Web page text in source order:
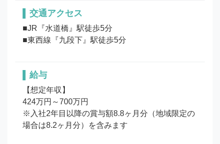
交通アクセス
■JR『水道橋』駅徒歩5分
■東西線『九段下』駅徒歩5分
給与
【想定年収】
424万円～700万円
※入社2年目以降の賞与額8.8ヶ月分（地域限定の
場合は8.2ヶ月分）を含みます